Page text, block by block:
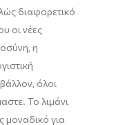
διαφορετικό
οι νέες
η
όλοι
Το λιμάνι
για